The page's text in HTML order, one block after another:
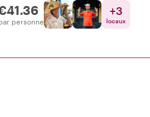
personne
+3
locaux